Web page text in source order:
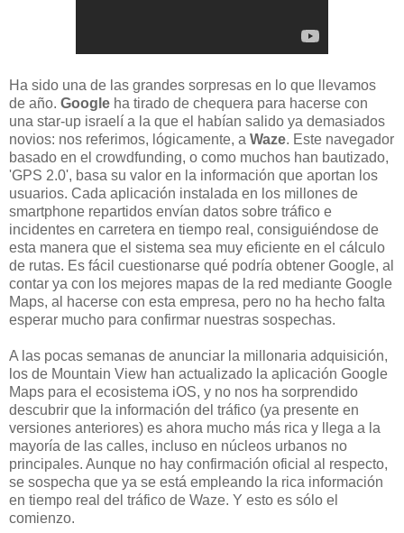
Ha sido una de las grandes sorpresas en lo que llevamos
de año. Google ha tirado de chequera para hacerse con
una star-up israelí a la que el habían salido ya demasiados
novios: nos referimos, lógicamente, a Waze. Este navegador
basado en el crowdfunding, o como muchos han bautizado,
'GPS 2.0', basa su valor en la información que aportan los
usuarios. Cada aplicación instalada en los millones de
smartphone repartidos envían datos sobre tráfico e
incidentes en carretera en tiempo real, consiguiéndose de
esta manera que el sistema sea muy eficiente en el cálculo
de rutas. Es fácil cuestionarse qué podría obtener Google, al
contar ya con los mejores mapas de la red mediante Google
Maps, al hacerse con esta empresa, pero no ha hecho falta
esperar mucho para confirmar nuestras sospechas.
A las pocas semanas de anunciar la millonaria adquisición,
los de Mountain View han actualizado la aplicación Google
Maps para el ecosistema iOS, y no nos ha sorprendido
descubrir que la información del tráfico (ya presente en
versiones anteriores) es ahora mucho más rica y llega a la
mayoría de las calles, incluso en núcleos urbanos no
principales. Aunque no hay confirmación oficial al respecto,
se sospecha que ya se está empleando la rica información
en tiempo real del tráfico de Waze. Y esto es sólo el
comienzo.